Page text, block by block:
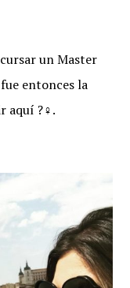
un Master
entonces la
aquí ?‍♀️.